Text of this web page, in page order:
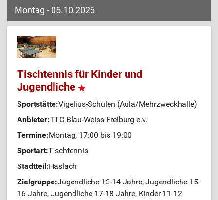
Montag - 05.10.2026
Tischtennis für Kinder und
Jugendliche
Sportstätte:Vigelius-Schulen (Aula/Mehrzweckhalle)
Anbieter:TTC Blau-Weiss Freiburg e.v.
Termine:Montag, 17:00 bis 19:00
Sportart:Tischtennis
Stadtteil:Haslach
Zielgruppe:Jugendliche 13-14 Jahre, Jugendliche 15-
16 Jahre, Jugendliche 17-18 Jahre, Kinder 11-12